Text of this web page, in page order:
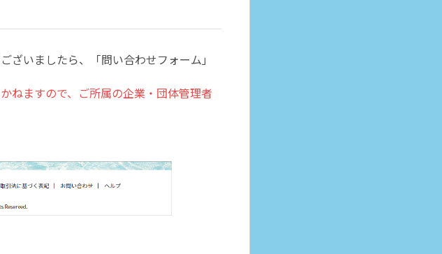
ざいましたら、「問い合わせフォーム」
ねますので、ご所属の企業・団体管理者